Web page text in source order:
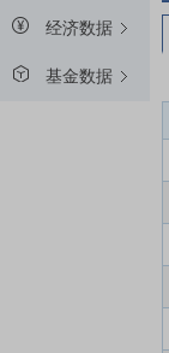
经济数据
基金数据